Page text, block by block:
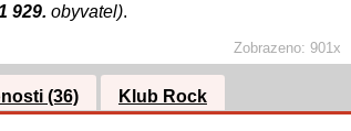
Zobrazeno:901x
929. obyvatel).
(36) Klub Rock